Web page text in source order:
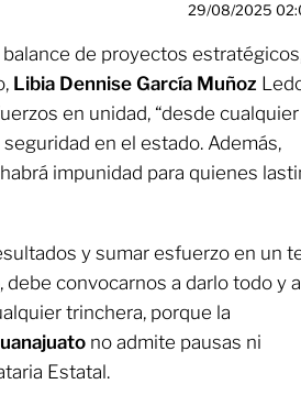
29/08/2025
de proyectos
Libia Dennise García Muñoz
en unidad, “desde cualquier
en el estado. Además,
impunidad para quienes
y sumar esfuerzo en un
convocarnos a darlo todo y a
trinchera, porque la
no admite pausas ni
Estatal.